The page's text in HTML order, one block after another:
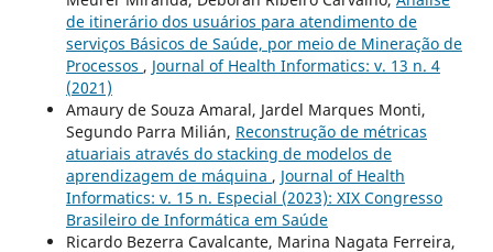
de itinerário dos usuários para atendimento de
serviços Básicos de Saúde, por meio de Mineração de
Processos , Journal of Health Informatics: v. 13 n. 4
(2021)
Amaury de Souza Amaral, Jardel Marques Monti,
Segundo Parra Milián, Reconstrução de métricas
atuariais através do stacking de modelos de
aprendizagem de máquina , Journal of Health
Informatics: v. 15 n. Especial (2023): XIX Congresso
Brasileiro de Informática em Saúde
Ricardo Bezerra Cavalcante, Marina Nagata Ferreira,